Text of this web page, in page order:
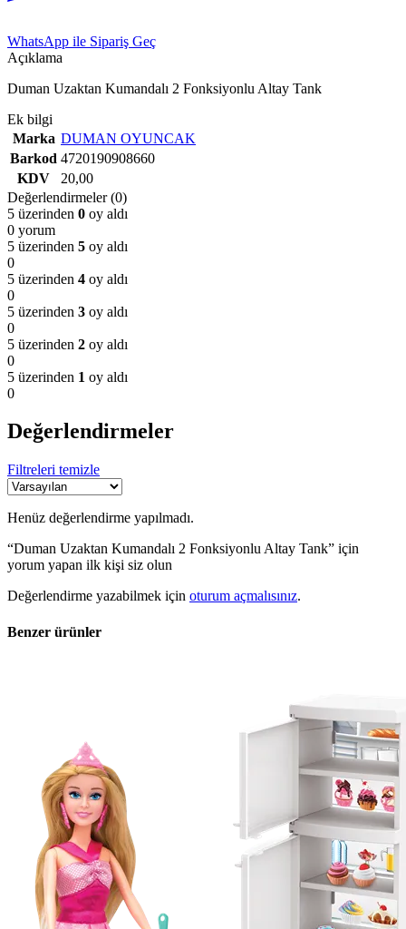
WhatsApp ile Sipariş Geç
Açıklama
Duman Uzaktan Kumandalı 2 Fonksiyonlu Altay Tank
Ek bilgi
Marka DUMAN OYUNCAK
Barkod 4720190908660
KDV
20,00
Değerlendirmeler (0)
5 üzerinden 0 oy aldı
0 yorum
5 üzerinden 5 oy aldı
0
5 üzerinden 4 oy aldı
0
5 üzerinden 3 oy aldı
0
5 üzerinden 2 oy aldı
0
5 üzerinden 1 oy aldı
0
Değerlendirmeler
Filtreleri temizle
Henüz değerlendirme yapılmadı.
“Duman Uzaktan Kumandalı 2 Fonksiyonlu Altay Tank” için
yorum yapan ilk kişi siz olun
Değerlendirme yazabilmek için oturum açmalısınız.
Benzer ürünler